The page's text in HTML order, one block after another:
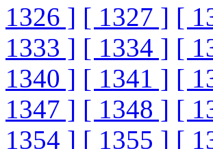
1326 ] [ 1327 ] [
1333 ] [ 1334 ] [
1340 ] [ 1341 ] [
1347 ] [ 1348 ] [
1354 ] [ 1355 ] [